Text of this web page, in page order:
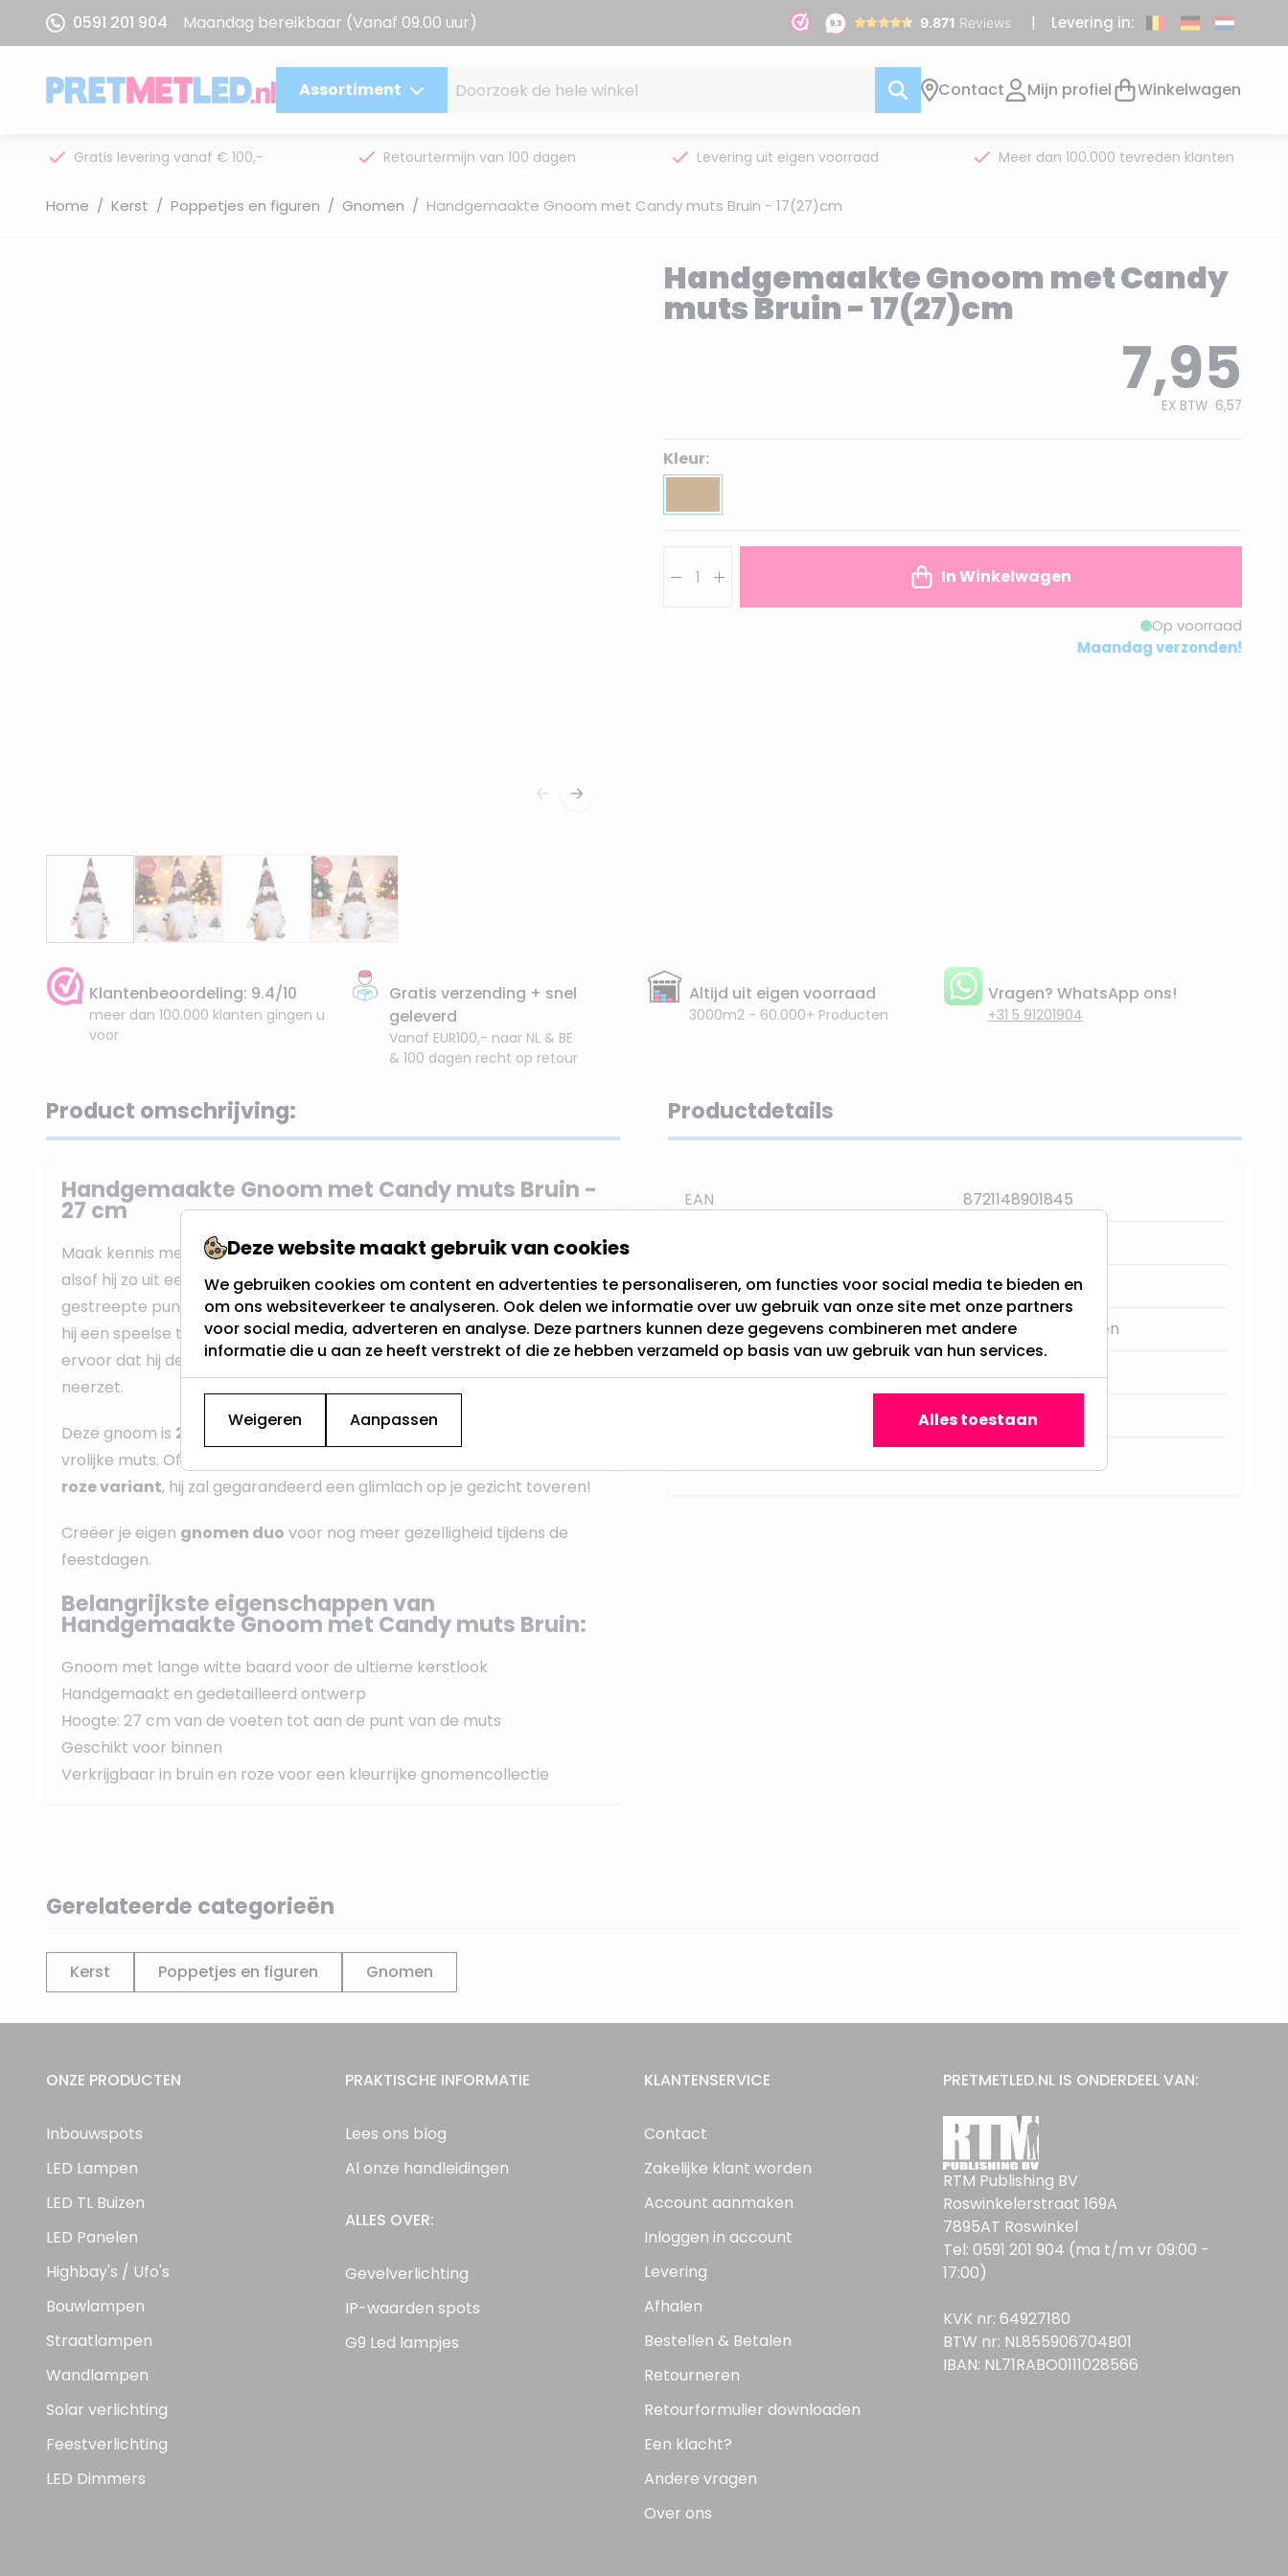
Ga naar de inhoud
0591 201 904 Maandag bereikbaar (Vanaf 09.00 uur) Levering in:
Assortiment Contact Mijn profiel Winkelwagen
Gratis levering vanaf € 100,- Retourtermijn van 100 dagen Levering uit eigen voorraad Meer dan 100.000 tevreden klanten
Home / Kerst / Poppetjes en figuren / Gnomen / Handgemaakte Gnoom met Candy muts Bruin - 17(27)cm
Handgemaakte Gnoom met Candy
muts Bruin - 17(27)cm
7,95
EX BTW 6,57
Kleur:
In Winkelwagen
Op voorraad
Maandag verzonden!
Klantenbeoordeling: 9.4/10
meer dan 100.000 klanten gingen u
voor
Gratis verzending + snel
geleverd
Vanaf EUR100,- naar NL & BE
& 100 dagen recht op retour
Altijd uit eigen voorraad
3000m2 - 60.000+ Producten
Vragen? WhatsApp ons!
+31 5 91201904
Product omschrijving:
Handgemaakte Gnoom met Candy muts Bruin -
27 cm
Maak kennis met deze gezelligeHandgemaakte Gnoomdie eruitziet
alsof hij zo uit een snoepwinkel is gerold! Met zijn opvallende bruin-wit
gestreepte puntmuts in vrolijke candy style en bijpassende trui, brengt
hij een speelse twist in jekerstdecoratie. Zijn lange witte baard zorgt
ervoor dat hij de perfecte kerstsfeer verspreidt, waar je hem ook
neerzet.
Deze gnoom is 27 cm
lang, gemeten van zijn voeten tot de punt van zijn
vrolijke muts. Of je hem nu solo laat schitteren of combineert met zijn
roze variant, hij zal gegarandeerd een glimlach op je gezicht toveren!
Creëer je eigen gnomen duo voor nog meer gezelligheid tijdens de
feestdagen.
Belangrijkste eigenschappen van
Handgemaakte Gnoom met Candy muts Bruin:
Gnoom met lange witte baard voor de ultieme kerstlook
Handgemaakt en gedetailleerd ontwerp
Hoogte: 27 cm van de voeten tot aan de punt van de muts
Geschikt voor binnen
Verkrijgbaar in bruin en roze voor een kleurrijke gnomencollectie
Productdetails
EAN
8721148901845
Merk
RTM Lighting
Categorie
Poppetjes en figuren
Hoogte (cm)
27
Gnoom
Gerelateerde categorieën
Kerst Poppetjes en figuren Gnomen
ONZE PRODUCTEN
Inbouwspots
LED Lampen
LED TL Buizen
LED Panelen
Highbay's / Ufo's
Bouwlampen
Straatlampen
Wandlampen
Solar verlichting
Feestverlichting
LED Dimmers
PRAKTISCHE INFORMATIE
Lees ons blog
Al onze handleidingen
ALLES OVER:
Gevelverlichting
IP-waarden spots
G9 Led lampjes
KLANTENSERVICE
Contact
Zakelijke klant worden
Account aanmaken
Inloggen in account
Levering
Afhalen
Bestellen & Betalen
Retourneren
Retourformulier downloaden
Een klacht?
Andere vragen
Over ons
PRETMETLED.NL IS ONDERDEEL VAN:
RTM Publishing BV
Roswinkelerstraat 169A
7895AT Roswinkel
Tel: 0591 201 904 (ma t/m vr 09:00 -
17:00)
KVK nr: 64927180
BTW nr: NL855906704B01
IBAN: NL71RABO0111028566
Deze website maakt gebruik van cookies
We gebruiken cookies om content en advertenties te personaliseren, om functies voor social media te bieden en
om ons websiteverkeer te analyseren. Ook delen we informatie over uw gebruik van onze site met onze partners
voor social media, adverteren en analyse. Deze partners kunnen deze gegevens combineren met andere
informatie die u aan ze heeft verstrekt of die ze hebben verzameld op basis van uw gebruik van hun services.
Weigeren Aanpassen Alles toestaan